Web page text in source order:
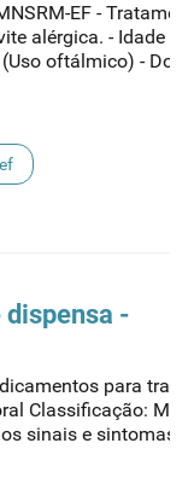
EF -
alérgica. - Idade
oftálmico) -
dispensa -
para
Classificação:
sinais e sintomas